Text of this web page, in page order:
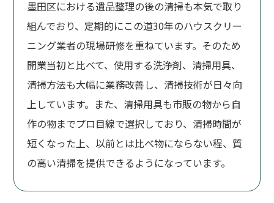
墨田区における遺品整理の後の清掃も本気で取り
組んでおり、定期的にこの道30年のハウスクリー
ニング業者の現場研修を重ねています。そのため
開業当初と比べて、使用する洗浄剤、清掃用具、
清掃方法も大幅に業務改善し、清掃技術が日々向
上しています。また、清掃用具も市販の物から自
作の物までプロ目線で選択しており、清掃時間が
短くなった上、以前とは比べ物にならない程、質
の高い清掃を提供できるようになっています。